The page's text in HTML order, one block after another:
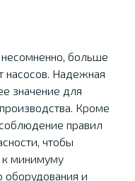
больше
насосов. Надежная
значение для
Кроме
правил
чтобы
к минимуму
и